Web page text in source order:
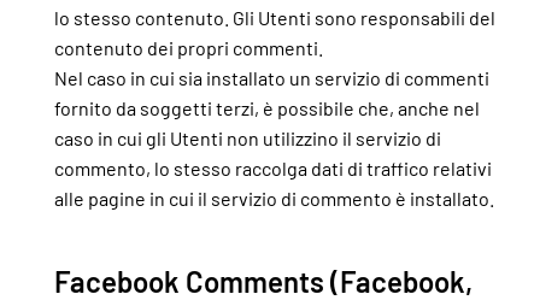
lo stesso contenuto. Gli Utenti sono responsabili del
contenuto dei propri commenti.
Nel caso in cui sia installato un servizio di commenti
fornito da soggetti terzi, è possibile che, anche nel
caso in cui gli Utenti non utilizzino il servizio di
commento, lo stesso raccolga dati di traffico relativi
alle pagine in cui il servizio di commento è installato.
Facebook Comments (Facebook,